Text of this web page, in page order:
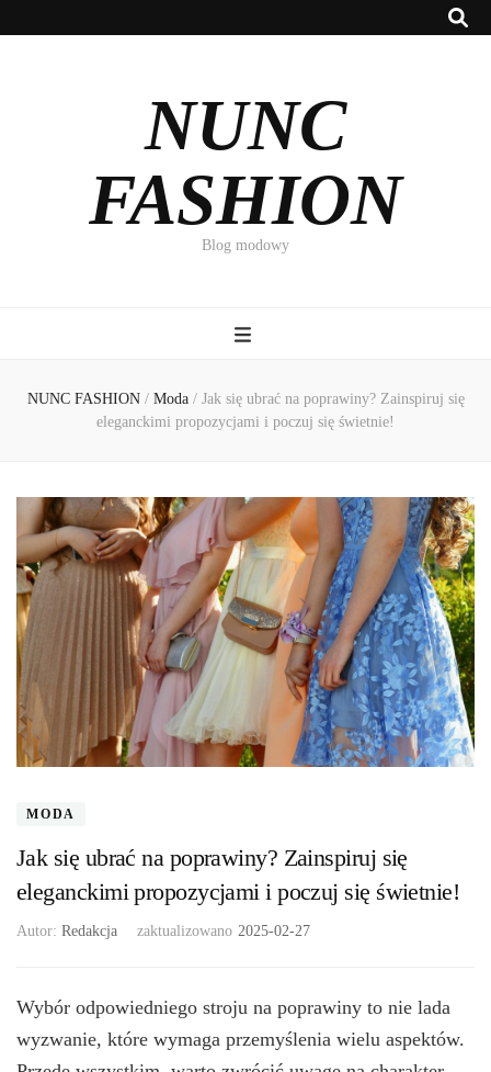
NUNC
FASHION
Blog modowy
NUNC FASHION / Moda / Jak się ubrać na poprawiny? Zainspiruj się
eleganckimi propozycjami i poczuj się świetnie!
MODA
Jak się ubrać na poprawiny? Zainspiruj się
eleganckimi propozycjami i poczuj się świetnie!
Autor: Redakcja zaktualizowano 2025-02-27
Wybór odpowiedniego stroju na poprawiny to nie lada
wyzwanie, które wymaga przemyślenia wielu aspektów.